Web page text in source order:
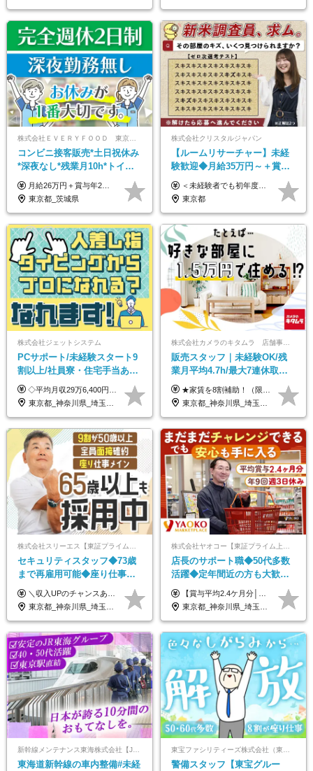
株式会社ＥＶＥＲＹＦＯＯＤ 東京本社
コンビニ接客販売*土日祝休み
*深夜なし*残業月10h*トイレ
掃除なしで無理なく働ける正
社員
月給26万円＋賞与年2回＋交通費全額支給 役職の有無にかかわらず、日々の頑張りは正当に評価し、 毎年1回（12月）の昇給で給与にしっかり反映◎ リーダー・店長昇格後は等級に合わせて給料UP＋役職手当を支給します。 ※経験・スキルを考慮の上、決定します ※上記金額には固定残業代（21時間分・3万7300円以上）を含みます。超過分は別途全額支給します ※試用期間3ヶ月間あり（期間中の給与・待遇に差異はありません）
東京都_茨城県
株式会社クリスタルジャパン
【ルームリサーチャー】未経
験歓迎◆月給35万円～＋賞与
年2回◆20代～30代男性活躍中
◆残業月10h程度
＜未経験者でも初年度年収490万円～＞ ◆月給35万円～月給65万円＋賞与年2回 今までのご経験に応じて、年収は650万以上を想定しております。 面接にて今までのご経験やこれからの展望について色々とお話しできればと思います！ ※経験・スキルに応じて加給・優遇いたします ※試用期間3ヶ月(その間の給与・待遇に差異はありません) ※上記月給には、固定残業代（月45時間分／8.8万円～16.5万円）を含みます。 ※超過分は別途全額支給いたします ＼＼成果や頑張りによって、月給や賞与額もすぐにUP！／／ 将来的に…なんてのんびりしたことは言いません！ 今のリアルな生活が変わっていく実感がありますので、 頑張り甲斐があると思います。 【固定残業代について】 固定残業45時間分（88,000円～165,000円）を含む ※超過分は別途全額支給
東京都
株式会社ジェットシステム
PCサポート/未経験スタート9
割以上/社員寮・住宅手当あり/
正社員デビューOK/20代～30
代活躍中/全国募集
◇平均月収29万6,400円(各種手当含む) ◇住宅手当⇒最大家賃の半額支給 ◇賞与年2回支給 ■月給22万5,000円以上＋地域手当＋時間外手当＋住宅手当＋家族手当 ※経験やスキルに応じて給与を決定します ※試用期間2ヶ月あり（期間内は時給1,060円以上となります） └地域により上がる可能性があり／例：東京都時給1,370円 └その他待遇に差異なし ＜モデル月収例＞ 1年目：296,400円 3年目：320,000円 【固定残業代について】 なし（残業代は、実際の労働時間に応じて別途全額支給）
東京都_神奈川県_埼玉県_千葉県_大阪府_愛知県_北海道_青森県_岩手県_宮城県_秋田県_山形県_福島県_茨城県_群馬県_新潟県_山梨県_長野県_富山県_石川県_静岡県_岐阜県_三重県_兵庫県_京都府_滋賀県_奈良県_和歌山県_広島県_岡山県_鳥取県_島根県_山口県_徳島県_香川県_愛媛県_高知県_福岡県_熊本県_佐賀県_長崎県_大分県_宮崎県_沖縄県
販売スタッフ｜未経験OK/残
業月平均4.7h/最大7連休取得
可/全国募集/家賃8割を会社が
負担/賞与年2回
★家賃を8割補助！（限度額は地域により異なる） ※転勤による引っ越しが発生する場合 ＝＝＝＝＝＝＝＝＝＝＝＝＝＝＝＝＝＝＝＝＝＝＝ 例えば、家賃7.5万円なら6万円は会社で負担。 あなたが支払うのは、たったの1.5万円です！ 年間では自己負担額が約72万ほどお得になります！ ＝＝＝＝＝＝＝＝＝＝＝＝＝＝＝＝＝＝＝＝＝＝＝ 月給22万8,700円～26万3,100円＋賞与年2回（初回の支給は当社規定による）＋残業手当 ＜実際の給与例＞ *24歳:月給23万4,700円＋賞与年2回（初回の支給は当社規定による）＋残業手当＋諸手当 ※上記はあくまで参考月給です。ご経歴・年齢を考慮し、当社規定により決定します ※評価により昇給あり ※残業代は別途支給あり ※試用期間2ヶ月あり（期間中の給与・待遇に差異はありません） 【実在する社員の年収モデル】 年収530万円（30歳） 年収820万円（40歳） 【入社時の想定年収】 330万円～900万円
東京都_神奈川県_埼玉県_千葉県_大阪府_愛知県_北海道_青森県_宮城県_秋田県_山形県_茨城県_群馬県_新潟県_長野県_富山県_静岡県_三重県_兵庫県_京都府_広島県_岡山県_鳥取県_山口県_徳島県_香川県_愛媛県_福岡県_熊本県_佐賀県_長崎県_大分県_宮崎県_鹿児島県
セキュリティスタッフ◆73歳
まで再雇用可能◆座り仕事中
心◆東証プライム上場G◆応
募者全員面接◆賞与年2回
＼収入UPのチャンスあり◎昇給も可能です！／ ◆正社員 月給(地域による）＋グレード手当、深夜手当、残業代（全額支給）等の各種手当＋賞与年2回 ＜東京都／神奈川県（横浜市）＞ 月給21万4000円～27万円 ＜埼玉県／千葉県＞ 月給19万90000円～25万1000円 ＜栃木県／茨城県／山梨県＞ 月給18万4000円～23万6000円 【試用期間】 正社員：3ヵ月 アルバイト：なし ※試用期間と本採用後の給与・待遇に差異はありません ※グレード手当、深夜手当の詳細額は面接にてご案内させていただきます ※正社員は60歳定年のため、60代の方は嘱託社員での採用です。給与条件は嘱託給与となり、退職金と賞与がありません ＼正社員は「グレード認定制」という評価あり！制度勤続年数等に応じて入社時から手当を支給／ ◆グレードI：＋2000円（入社時～） ◆グレードII：＋5000円（在籍1年以上＆当社基準に当てはまる方） ◆グレードIII：＋1万円（社内試験の合格者） ◆アルバイト・パート 東京都:時給1226円 神奈川県:時給1225円 千葉県：時給1140円 埼玉県:時給1141円 栃木県:1068円 茨城県:1074円 山梨県:1052円
東京都_神奈川県_埼玉県_千葉県_茨城県_栃木県_山梨県
店長のサポート職◆50代多数
活躍◆定年間近の方も大歓
迎！◆出勤はお昼から◆平均
賞与2.4ヶ月分◆残業少なめ
【賞与平均2.4ケ月分│決算賞与も20年以上連続で支給中！】 ＜月収例＞ 月収29万円（地域限定正社員／残業代・各種手当含む） 月収26万円（契約社員／残業代・各種手当含む） ◆月給：月給258,400円～361,500円＋残業代＋各種手当 ※給与は前職での経験、スキルを考慮し、決定します ※残業代は全額支給します ※契約社員としてご入社いただく方は、賞与額に差異あり。詳細は面接でお話しします ※試用期間3ヶ月あり。条件に変更はありません ※契約社員の場合：契約期間12カ月（更新あり） ※60歳未満でご入社いただいた方も、60歳になったタイミングで雇用形態は契約社員に切り替えとなります。
東京都_神奈川県_埼玉県_千葉県_茨城県_栃木県_群馬県
新幹線メンテナンス東海株式会社【JR東海グループ】
東海道新幹線の車内整備#未経
東宝ファシリティーズ株式会社（東宝株式会社100％出資）
警備スタッフ【東宝グルー